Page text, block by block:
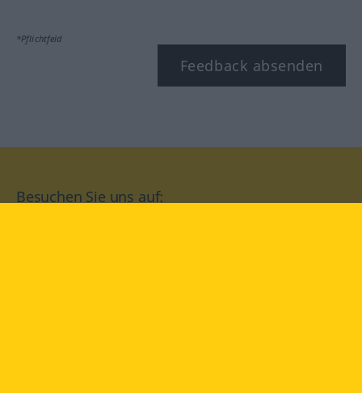
*Pflichtfeld
Feedback absenden
Besuchen Sie uns auf: